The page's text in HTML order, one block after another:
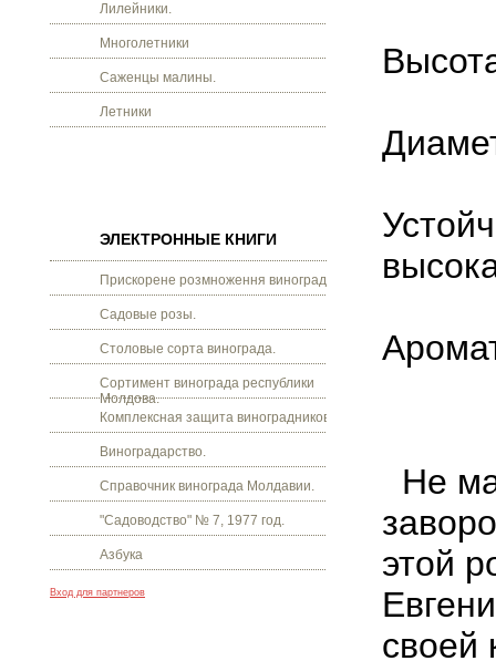
Лилейники.
Многолетники
Саженцы малины.
Летники
ЭЛЕКТРОННЫЕ КНИГИ
Прискорене розмноження винограду.
Садовые розы.
Столовые сорта винограда.
Сортимент винограда республики
Молдова.
Комплексная защита виноградников.
Виноградарство.
Справочник винограда Молдавии.
"Садоводство" № 7, 1977 год.
Азбука
Вход для партнеров
Не
этой
своей